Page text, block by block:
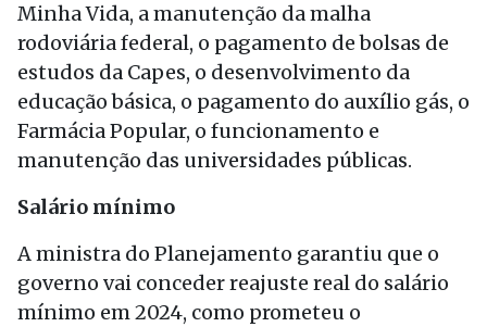
Minha Vida, a manutenção da malha
rodoviária federal, o pagamento de bolsas de
estudos da Capes, o desenvolvimento da
educação básica, o pagamento do auxílio gás, o
Farmácia Popular, o funcionamento e
manutenção das universidades públicas.
Salário mínimo
A ministra do Planejamento garantiu que o
governo vai conceder reajuste real do salário
mínimo em 2024, como prometeu o